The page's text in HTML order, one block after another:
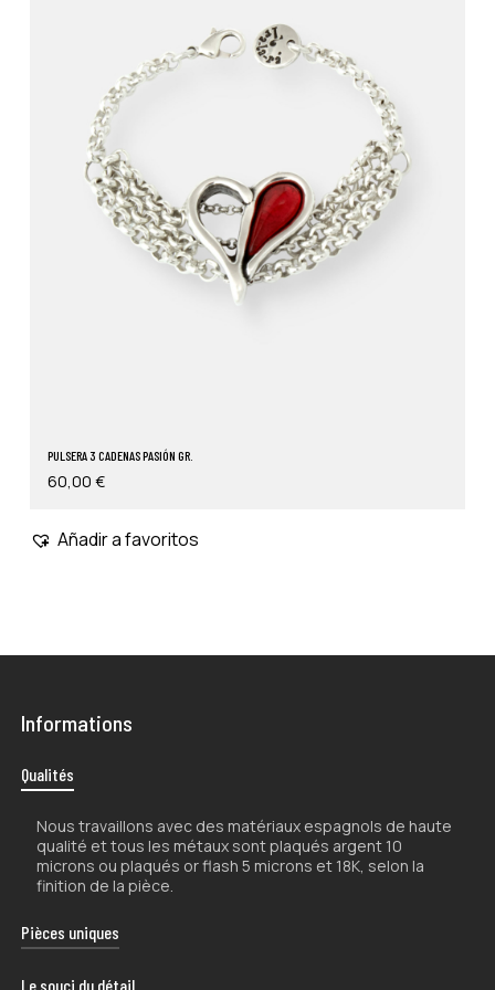
No hay productos en el carrito.
PULSERA 3 CADENAS PASIÓN GR.
60,00 €
Añadir a favoritos
Informations
Qualités
Nous travaillons avec des matériaux espagnols de haute
qualité et tous les métaux sont plaqués argent 10
microns ou plaqués or flash 5 microns et 18K, selon la
finition de la pièce.
Pièces uniques
La nature artisanale de nos produits les rend uniques.
Le souci du détail